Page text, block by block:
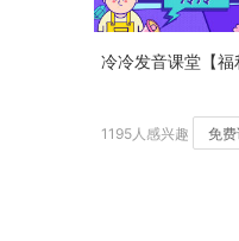
冷冷发音课堂【福
1195人感兴趣 免